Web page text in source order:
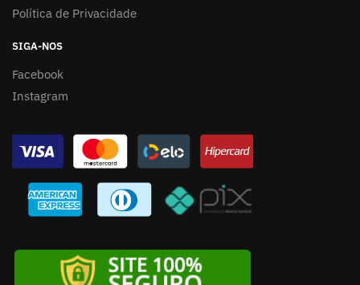
Política de Privacidade
SIGA-NOS
Facebook
Instagram